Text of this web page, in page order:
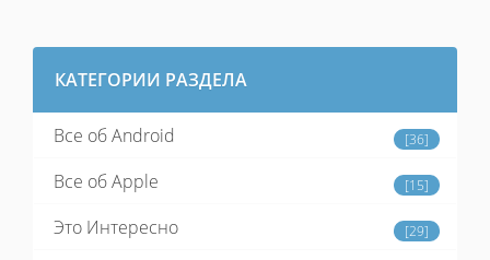
КАТЕГОРИИ РАЗДЕЛА
Все об Android [36]
Все об Apple [15]
Это Интересно [29]